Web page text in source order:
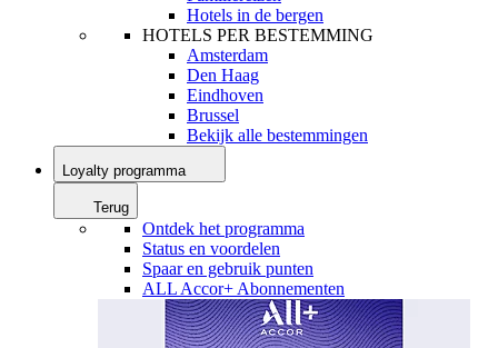
Hotels in de bergen
HOTELS PER BESTEMMING
Amsterdam
Den Haag
Eindhoven
Brussel
Bekijk alle bestemmingen
Loyalty programma
Terug
Ontdek het programma
Status en voordelen
Spaar en gebruik punten
ALL Accor+ Abonnementen